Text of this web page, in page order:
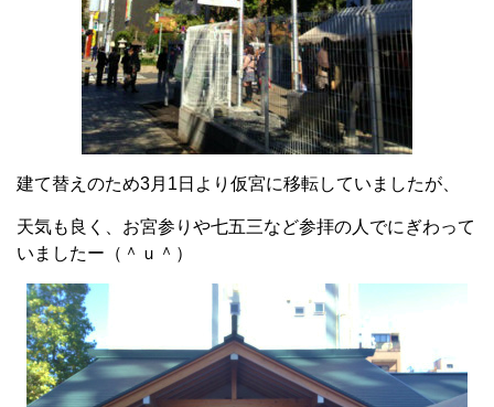
建て替えのため3月1日より仮宮に移転していましたが、
天気も良く、お宮参りや七五三など参拝の人でにぎわって
いましたー（＾ｕ＾）